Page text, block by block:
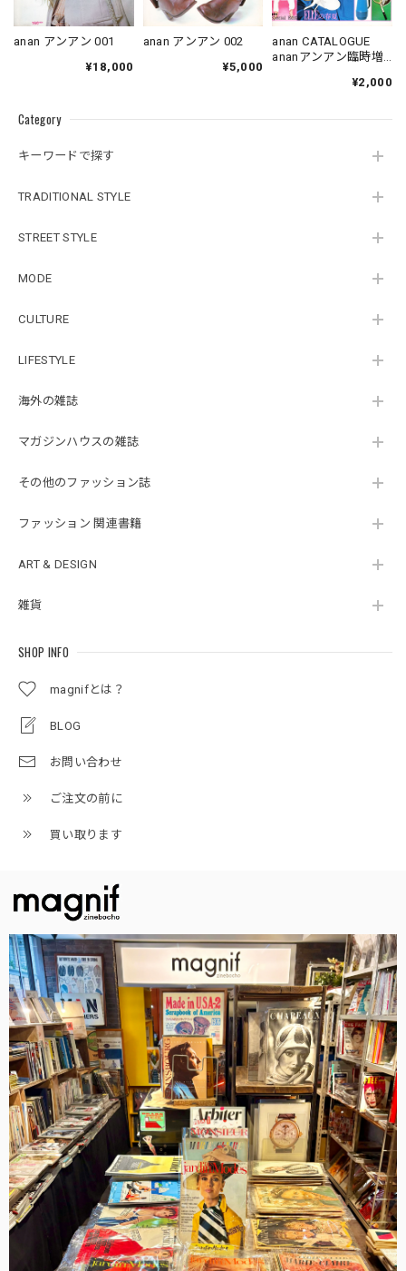
Category
キーワードで探す
TRADITIONAL STYLE
STREET STYLE
MODE
CULTURE
LIFESTYLE
海外の雑誌
マガジンハウスの雑誌
その他のファッション誌
ファッション 関連書籍
ART & DESIGN
雑貨
SHOP INFO
magnifとは？
BLOG
お問い合わせ
ご注文の前に
買い取ります
anan アンアン 001
¥18,000
anan アンアン 002
¥5,000
anan CATALOGUE
ananアンアン臨時増
¥2,000